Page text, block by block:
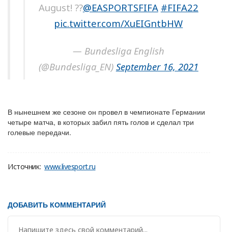
August! ??@EASPORTSFIFA #FIFA22
pic.twitter.com/XuEIGntbHW
— Bundesliga English
(@Bundesliga_EN) September 16, 2021
В нынешнем же сезоне он провел в чемпионате Германии
четыре матча, в которых забил пять голов и сделал три
голевые передачи.
Источник: www.livesport.ru
ДОБАВИТЬ КОММЕНТАРИЙ